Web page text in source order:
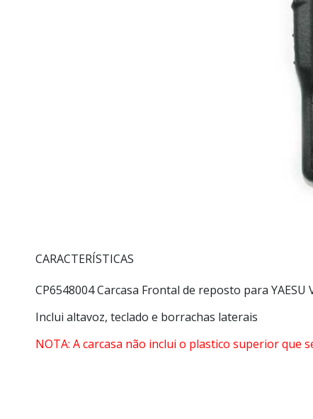
CARACTERÍSTICAS
CP6548004 Carcasa Frontal de reposto para YAESU
Inclui altavoz, teclado e borrachas laterais
NOTA: A carcasa não inclui o plastico superior que